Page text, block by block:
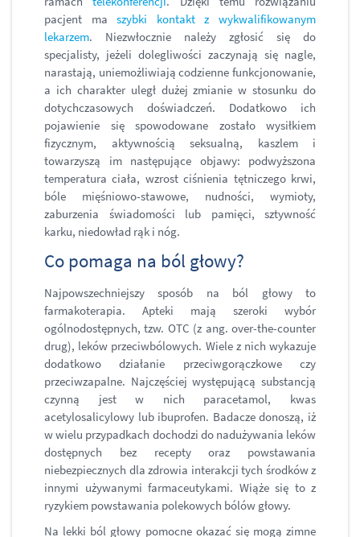
pacjent maszybki kontakt z wykwalifikowanym
lekarzem. Niezwłocznie należy zgłosić się do
specjalisty, jeżeli dolegliwości zaczynają się nagle,
narastają, uniemożliwiają codzienne funkcjonowanie,
a ich charakter uległ dużej zmianie w stosunku do
dotychczasowych doświadczeń. Dodatkowo ich
pojawienie się spowodowane zostało wysiłkiem
fizycznym, aktywnością seksualną, kaszlem i
towarzyszą im następujące objawy: podwyższona
temperatura ciała, wzrost ciśnienia tętniczego krwi,
bóle mięśniowo-stawowe, nudności, wymioty,
zaburzenia świadomości lub pamięci, sztywność
karku, niedowład rąk i nóg.
Co pomaga na ból głowy?
Najpowszechniejszy sposób na ból głowy to
farmakoterapia. Apteki mają szeroki wybór
ogólnodostępnych, tzw. OTC (z ang. over-the-counter
drug), leków przeciwbólowych. Wiele z nich wykazuje
dodatkowo działanie przeciwgorączkowe czy
przeciwzapalne. Najczęściej występującą substancją
czynną jest w nich paracetamol, kwas
acetylosalicylowy lub ibuprofen. Badacze donoszą, iż
w wielu przypadkach dochodzi do nadużywania leków
dostępnych bez recepty oraz powstawania
niebezpiecznych dla zdrowia interakcji tych środków z
innymi używanymi farmaceutykami. Wiąże się to z
ryzykiem powstawania polekowych bólów głowy.
Na lekki ból głowy pomocne okazać się mogą zimne